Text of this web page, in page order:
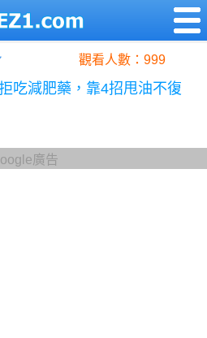
觀看人數：999
吃減肥藥，靠4招甩油不復
廣告